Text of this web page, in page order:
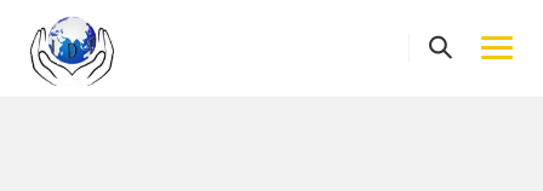
content